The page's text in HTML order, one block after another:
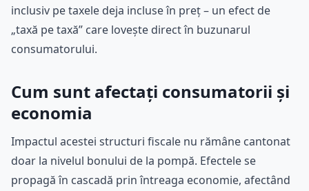
inclusiv pe taxele deja incluse în preț – un efect de
„taxă pe taxă” care lovește direct în buzunarul
consumatorului.
Cum sunt afectați consumatorii și
economia
Impactul acestei structuri fiscale nu rămâne cantonat
doar la nivelul bonului de la pompă. Efectele se
propagă în cascadă prin întreaga economie, afectând